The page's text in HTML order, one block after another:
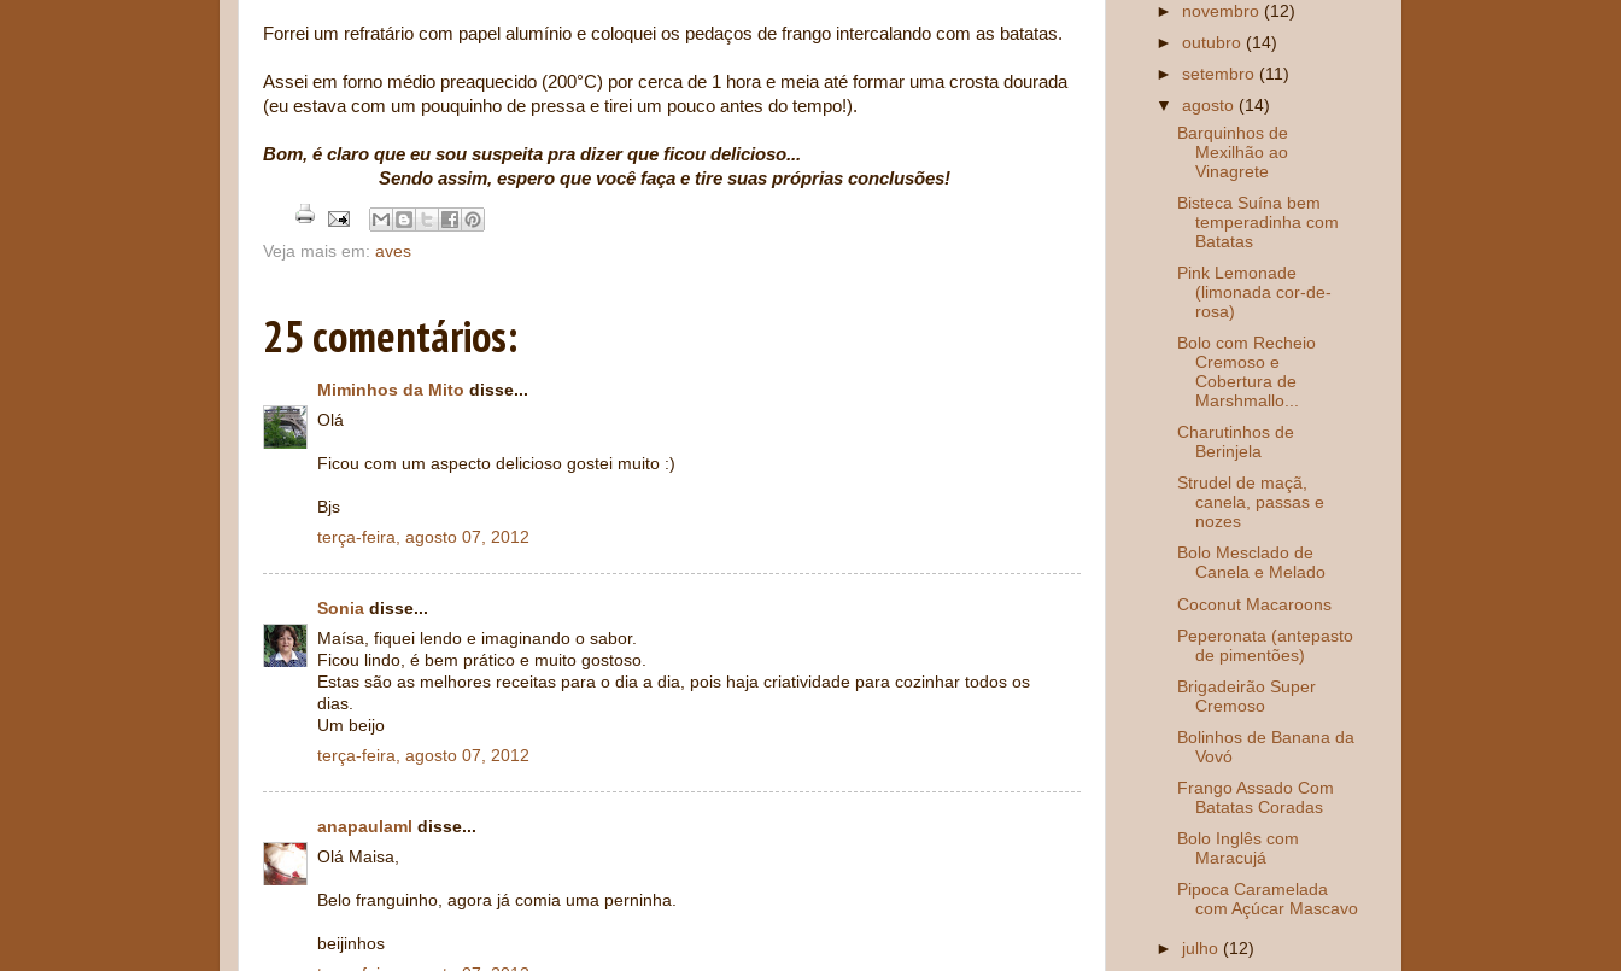
Forrei um refratário com papel alumínio e coloquei os pedaços de frango intercalando com as batatas.
Assei em forno médio preaquecido (200°C) por cerca de 1 hora e meia até formar uma crosta dourada
(eu estava com um pouquinho de pressa e tirei um pouco antes do tempo!).
Bom, é claro que eu sou suspeita pra dizer que ficou delicioso...
Sendo assim, espero que você faça e tire suas próprias conclusões!
Veja mais em: aves
25 comentários:
Miminhos da Mito disse...
Olá
Ficou com um aspecto delicioso gostei muito :)
Bjs
terça-feira, agosto 07, 2012
Sonia disse...
Maísa, fiquei lendo e imaginando o sabor.
Ficou lindo, é bem prático e muito gostoso.
Estas são as melhores receitas para o dia a dia, pois haja criatividade para cozinhar todos os
dias.
Um beijo
terça-feira, agosto 07, 2012
anapaulaml disse...
Olá Maisa,
Belo franguinho, agora já comia uma perninha.
beijinhos
► novembro (12)
►outubro (14)
►setembro (11)
▼agosto (14)
Barquinhos de
Mexilhão ao
Vinagrete
Bisteca Suína bem
temperadinha com
Batatas
Pink Lemonade
(limonada cor-de-
rosa)
Bolo com Recheio
Cremoso e
Cobertura de
Marshmallo...
Charutinhos de
Berinjela
Strudel de maçã,
canela, passas e
nozes
Bolo Mesclado de
Canela e Melado
Coconut Macaroons
Peperonata (antepasto
de pimentões)
Brigadeirão Super
Cremoso
Bolinhos de Banana da
Vovó
Frango Assado Com
Batatas Coradas
Bolo Inglês com
Maracujá
Pipoca Caramelada
com Açúcar Mascavo
► julho (12)